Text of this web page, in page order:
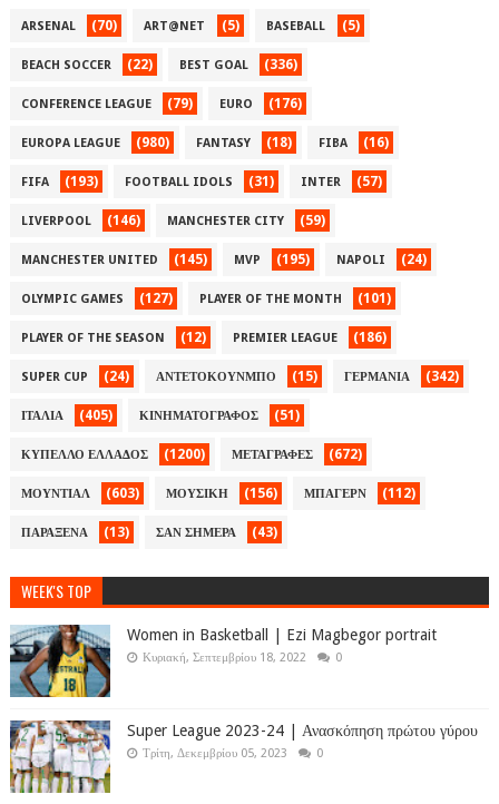
ARSENAL (70) ART@NET (5) BASEBALL (5)
BEACH SOCCER (22) BEST GOAL (336)
CONFERENCE LEAGUE (79) EURO (176)
EUROPA LEAGUE (980) FANTASY (18) FIBA (16)
FIFA (193) FOOTBALL IDOLS (31) INTER (57)
LIVERPOOL (146) MANCHESTER CITY (59)
MANCHESTER UNITED (145) MVP (195) NAPOLI (24)
OLYMPIC GAMES (127) PLAYER OF THE MONTH (101)
PLAYER OF THE SEASON (12) PREMIER LEAGUE (186)
SUPER CUP (24) ΑΝΤΕΤΟΚΟΥΝΜΠΟ (15) ΓΕΡΜΑΝΙΑ (342)
ΙΤΑΛΙΑ (405) ΚΙΝΗΜΑΤΟΓΡΑΦΟΣ (51)
ΚΥΠΕΛΛΟ ΕΛΛΑΔΟΣ (1200) ΜΕΤΑΓΡΑΦΕΣ (672)
ΜΟΥΝΤΙΑΛ (603) ΜΟΥΣΙΚΗ (156) ΜΠΑΓΕΡΝ (112)
ΠΑΡΑΞΕΝΑ (13) ΣΑΝ ΣΗΜΕΡΑ (43)
WEEK'S TOP
Women in Basketball | Ezi Magbegor portrait
Κυριακή, Σεπτεμβρίου 18, 2022 0
Super League 2023-24 | Ανασκόπηση πρώτου γύρου
Τρίτη, Δεκεμβρίου 05, 2023 0